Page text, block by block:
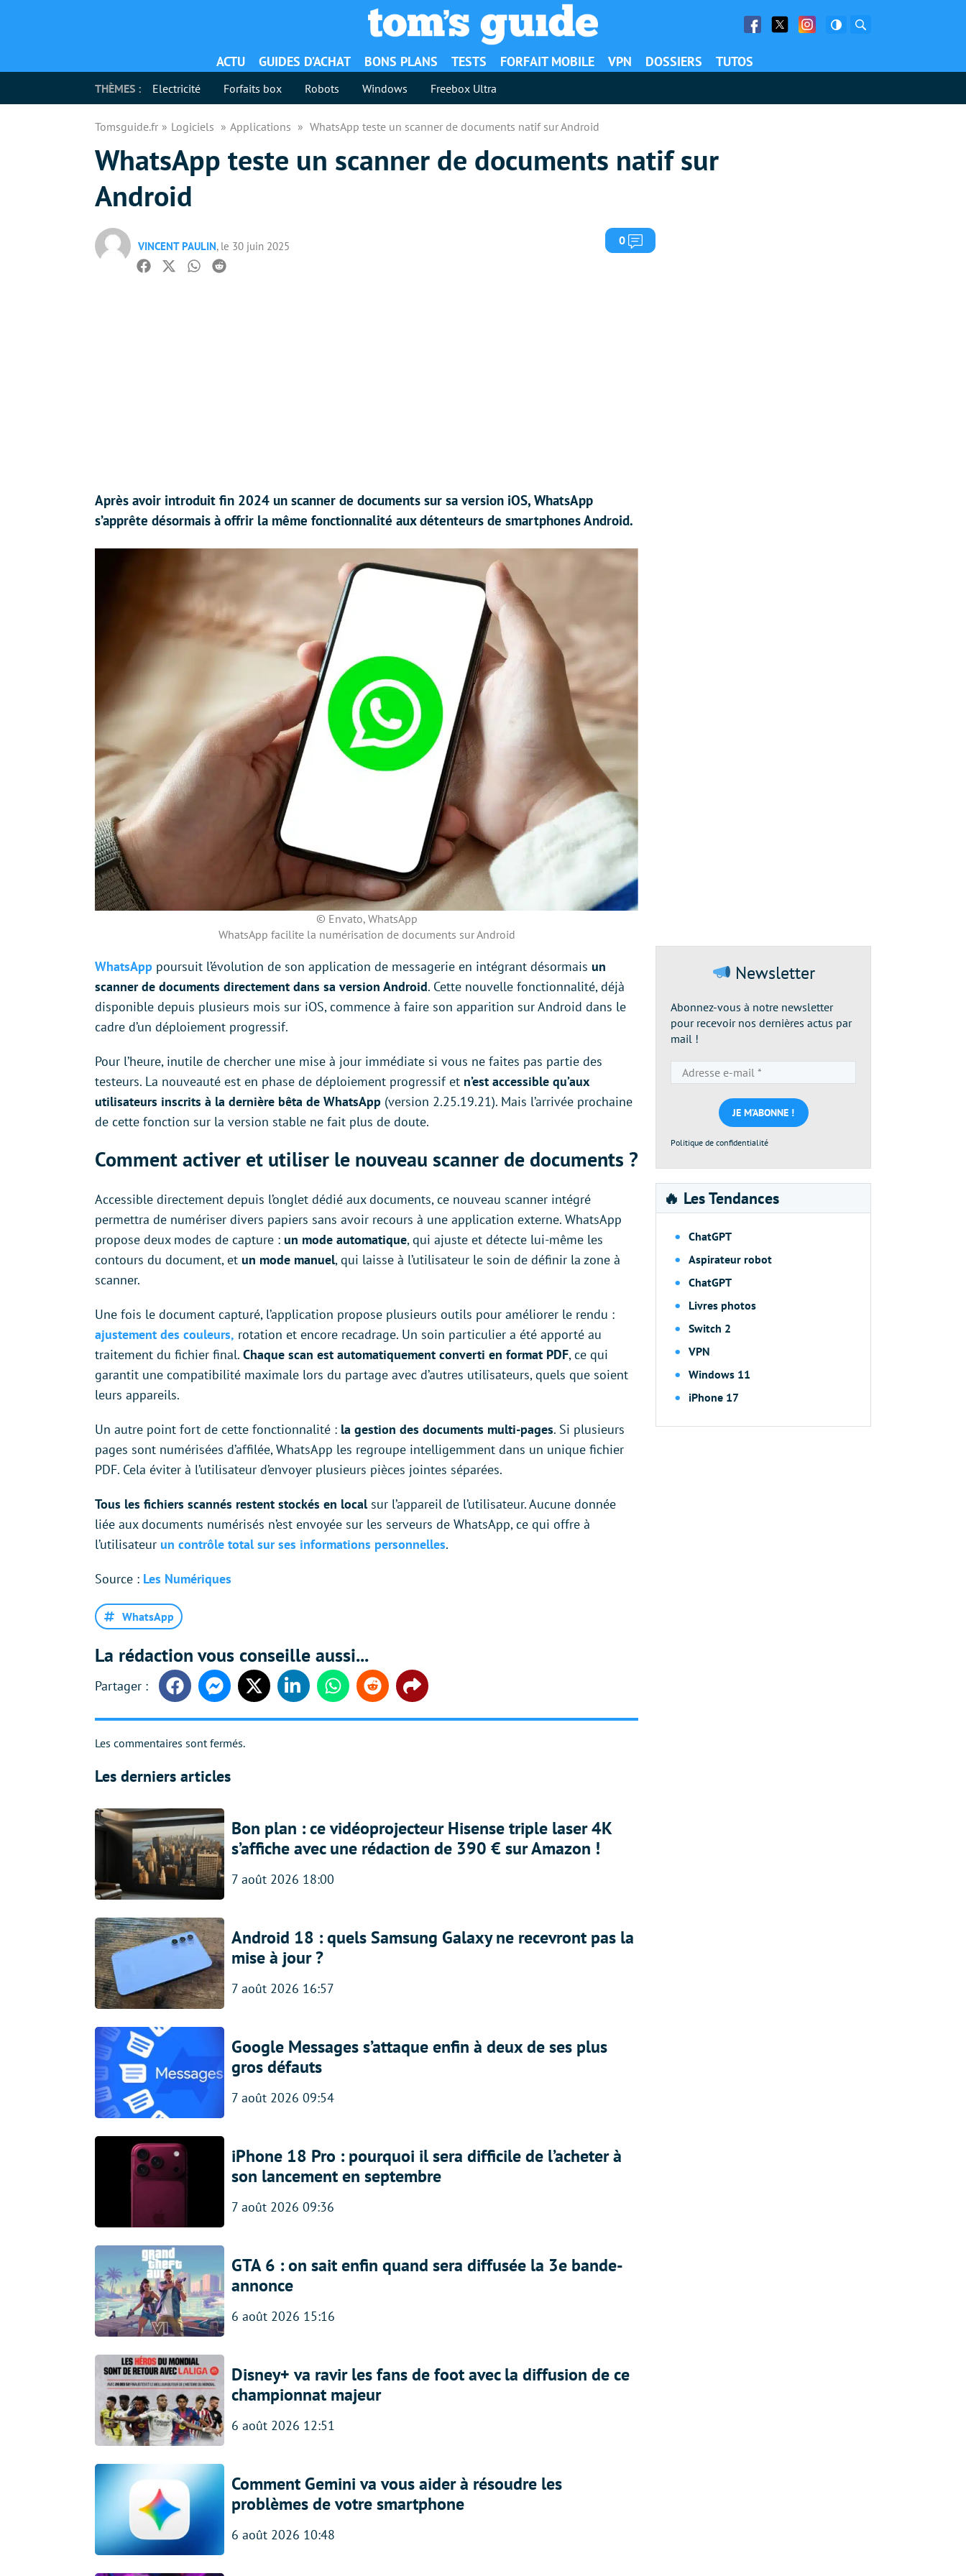
Facebook
Twitter Facebook
ACTU GUIDES D’ACHAT BONS PLANS TESTS FORFAIT MOBILE VPN DOSSIERS TUTOS
THÈMES : Electricité Forfaits box Robots Windows Freebox Ultra
Tomsguide.fr Logiciels Applications WhatsApp teste un scanner de documents natif sur Android
WhatsApp teste un scanner de documents natif sur
Android
VINCENT PAULIN, le 30 juin 2025 0 Commentaires
Facebook
TwitterWhatsapp
Reddit
Après avoir introduit fin 2024 un scanner de documents sur sa version iOS, WhatsApp
s’apprête désormais à offrir la même fonctionnalité aux détenteurs de smartphones Android.
© Envato, WhatsApp
WhatsApp facilite la numérisation de documents sur Android
WhatsApp poursuit l’évolution de son application de messagerie en intégrant désormais un
scanner de documents directement dans sa version Android. Cette nouvelle fonctionnalité, déjà
disponible depuis plusieurs mois sur iOS, commence à faire son apparition sur Android dans le
cadre d’un déploiement progressif.
Pour l’heure, inutile de chercher une mise à jour immédiate si vous ne faites pas partie des
testeurs. La nouveauté est en phase de déploiement progressif et n’est accessible qu’aux
utilisateurs inscrits à la dernière bêta de WhatsApp (version 2.25.19.21). Mais l’arrivée prochaine
de cette fonction sur la version stable ne fait plus de doute.
Comment activer et utiliser le nouveau scanner de documents ?
Accessible directement depuis l’onglet dédié aux documents, ce nouveau scanner intégré
permettra de numériser divers papiers sans avoir recours à une application externe. WhatsApp
propose deux modes de capture : un mode automatique, qui ajuste et détecte lui-même les
contours du document, et un mode manuel, qui laisse à l’utilisateur le soin de définir la zone à
scanner.
Une fois le document capturé, l’application propose plusieurs outils pour améliorer le rendu :
ajustement des couleurs, rotation et encore recadrage. Un soin particulier a été apporté au
traitement du fichier final. Chaque scan est automatiquement converti en format PDF, ce qui
garantit une compatibilité maximale lors du partage avec d’autres utilisateurs, quels que soient
leurs appareils.
Un autre point fort de cette fonctionnalité : la gestion des documents multi-pages. Si plusieurs
pages sont numérisées d’affilée, WhatsApp les regroupe intelligemment dans un unique fichier
PDF. Cela éviter à l’utilisateur d’envoyer plusieurs pièces jointes séparées.
Tous les fichiers scannés restent stockés en localsur l’appareil de l’utilisateur. Aucune donnée
liée aux documents numérisés n’est envoyée sur les serveurs de WhatsApp, ce qui offre à
l’utilisateur un contrôle total sur ses informations personnelles.
Source : Les Numériques
WhatsApp
La rédaction vous conseille aussi...
FacebookMessengerTwitter LinkedinWhatsappReddit Share
Les commentaires sont fermés.
Les derniers articles
Bon plan : ce vidéoprojecteur Hisense triple laser 4K
s’affiche avec une rédaction de 390 € sur Amazon !
7 août 2026 18:00
Android 18 : quels Samsung Galaxy ne recevront pas la
mise à jour ?
7 août 2026 16:57
Google Messages s’attaque enfin à deux de ses plus
gros défauts
7 août 2026 09:54
iPhone 18 Pro : pourquoi il sera difficile de l’acheter à
son lancement en septembre
7 août 2026 09:36
GTA 6 : on sait enfin quand sera diffusée la 3e bande-
annonce
6 août 2026 15:16
Disney+ va ravir les fans de foot avec la diffusion de ce
championnat majeur
6 août 2026 12:51
Comment Gemini va vous aider à résoudre les
problèmes de votre smartphone
6 août 2026 10:48
Newsletter
Abonnez-vous à notre newsletter
pour recevoir nos dernières actus par
mail !
e-
mail
*
Politique de confidentialité
🔥 Les Tendances
ChatGPT
Aspirateur robot
ChatGPT
Livres photos
Switch 2
VPN
Windows 11
iPhone 17